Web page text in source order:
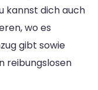
kannst dich auch
wo es
gibt sowie
reibungslosen